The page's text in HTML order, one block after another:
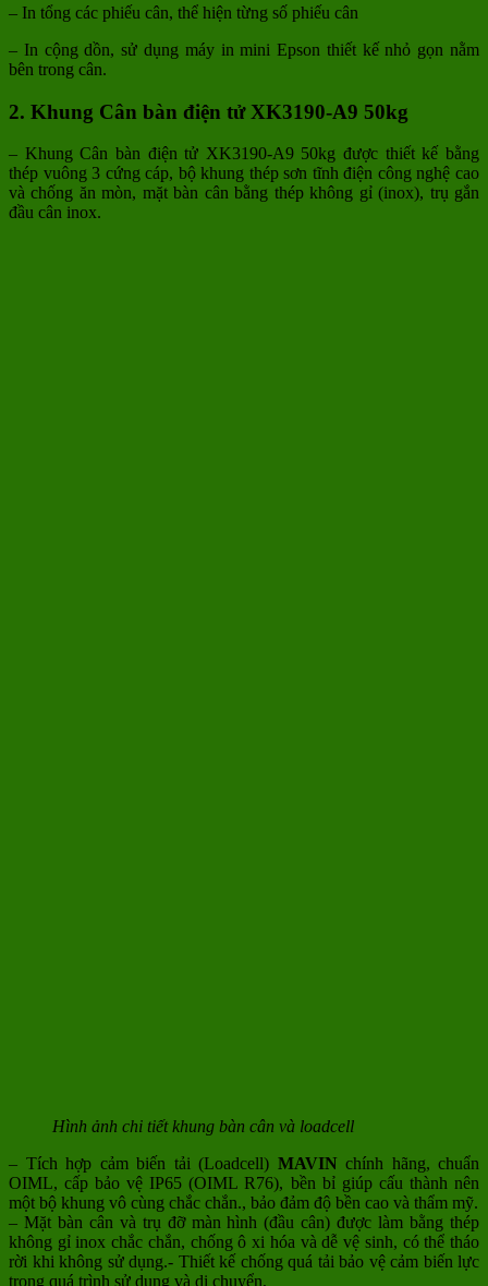
– In tổng các phiếu cân, thể hiện từng số phiếu cân
– In cộng dồn, sử dụng máy in mini Epson thiết kế nhỏ gọn nằm
bên trong cân.
2. Khung Cân bàn điện tử XK3190-A9 50kg
– Khung Cân bàn điện tử XK3190-A9 50kg được thiết kế bằng
thép vuông 3 cứng cáp, bộ khung thép sơn tĩnh điện công nghệ cao
và chống ăn mòn, mặt bàn cân bằng thép không gỉ (inox), trụ gắn
đầu cân inox.
Hình ảnh chi tiết khung bàn cân và loadcell
– Tích hợp cảm biến tải (Loadcell) MAVINchính hãng, chuẩn
OIML, cấp bảo vệ IP65 (OIML R76), bền bỉ giúp cấu thành nên
một bộ khung vô cùng chắc chắn., bảo đảm độ bền cao và thẩm mỹ.
– Mặt bàn cân và trụ đỡ màn hình (đầu cân) được làm bằng thép
không gỉ inox chắc chắn, chống ô xi hóa và dễ vệ sinh, có thể tháo
rời khi không sử dụng.- Thiết kế chống quá tải bảo vệ cảm biến lực
trong quá trình sử dụng và di chuyển,